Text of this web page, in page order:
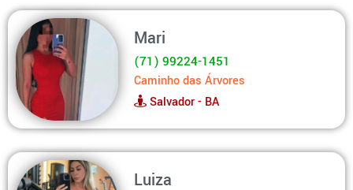
Mari
(71) 99224-1451
Caminho das Árvores
Salvador - BA
Luiza